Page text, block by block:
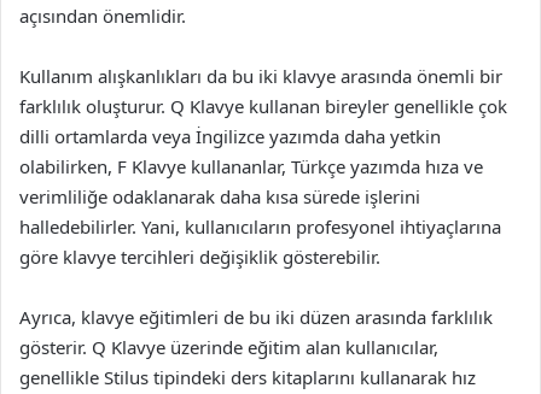
açısından önemlidir.
Kullanım alışkanlıkları da bu iki klavye arasında önemli bir
farklılık oluşturur. Q Klavye kullanan bireyler genellikle çok
dilli ortamlarda veya İngilizce yazımda daha yetkin
olabilirken, F Klavye kullananlar, Türkçe yazımda hıza ve
verimliliğe odaklanarak daha kısa sürede işlerini
halledebilirler. Yani, kullanıcıların profesyonel ihtiyaçlarına
göre klavye tercihleri değişiklik gösterebilir.
Ayrıca, klavye eğitimleri de bu iki düzen arasında farklılık
gösterir. Q Klavye üzerinde eğitim alan kullanıcılar,
genellikle Stilus tipindeki ders kitaplarını kullanarak hız